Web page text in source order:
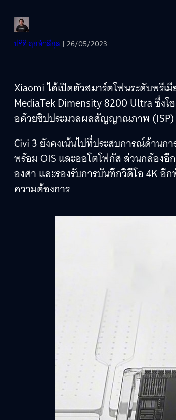
ปรีดี ฤกษ์วลีกุล | 26/05/2023
Xiaomi ได้เปิดตัวสมาร์ตโฟนระดับพรีเ
MediaTek Dimensity 8200 Ultra ซึ่ง
อด้วยชิปประมวลผลสัญญาณภาพ
Civi 3 ยังคงเน้นไปที่ประสบการณ์ด้าน
พร้อม OIS และออโตโฟกัส ส่วนกล้องอี
องศา และรองรับการบันทึกวิดีโอ 4K อี
ความต้องการ